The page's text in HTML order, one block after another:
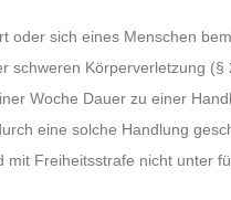
oder sich eines Menschen
schweren Körperverletzung
Woche Dauer zu einer
eine solche Handlung
mit Freiheitsstrafe nicht unter